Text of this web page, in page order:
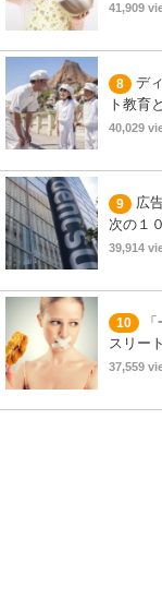
41,909
8
デ
ト教育
40,029
9
広
次の１
39,914
10
スリー
37,559